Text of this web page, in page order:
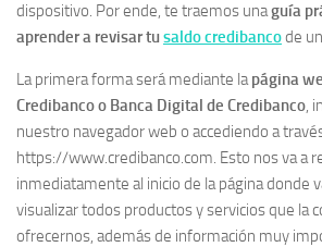
dispositivo. Por ende, te traemos unaguía
aprender a revisar tusaldo credibancode
La primera forma será mediante lapágina
Credibanco o Banca Digital de Credibanco,
nuestro navegador web o accediendo a
https://www.credibanco.com. Esto nos va a
inmediatamente al inicio de la página donde
visualizar todos productos y servicios que la
ofrecernos, además de información muy